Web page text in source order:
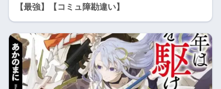
【最強】【コミュ障勘違い】